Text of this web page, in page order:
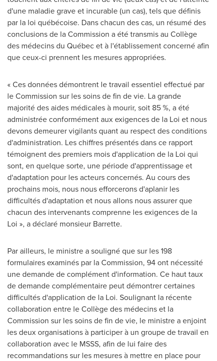
d'une maladie grave et incurable (un cas), tels que définis
par la loi québécoise. Dans chacun des cas, un résumé des
conclusions de la Commission a été transmis au Collège
des médecins du Québec et à l'établissement concerné afin
que ceux-ci prennent les mesures appropriées.
« Ces données démontrent le travail essentiel effectué par
le Commission sur les soins de fin de vie. La grande
majorité des aides médicales à mourir, soit 85 %, a été
administrée conformément aux exigences de la Loi et nous
devons demeurer vigilants quant au respect des conditions
d'administration. Les chiffres présentés dans ce rapport
témoignent des premiers mois d'application de la Loi qui
sont, en quelque sorte, une période d'apprentissage et
d'adaptation pour les acteurs concernés. Au cours des
prochains mois, nous nous efforcerons d'aplanir les
difficultés d'adaptation et nous allons nous assurer que
chacun des intervenants comprenne les exigences de la
Loi », a déclaré monsieur Barrette.
Par ailleurs, le ministre a souligné que sur les 198
formulaires examinés par la Commission, 94 ont nécessité
une demande de complément d'information. Ce haut taux
de demande complémentaire peut démontrer certaines
difficultés d'application de la Loi. Soulignant la récente
collaboration entre le Collège des médecins et la
Commission sur les soins de fin de vie, le ministre a enjoint
les deux organisations à participer à un groupe de travail en
collaboration avec le MSSS, afin de lui faire des
recommandations sur les mesures à mettre en place pour